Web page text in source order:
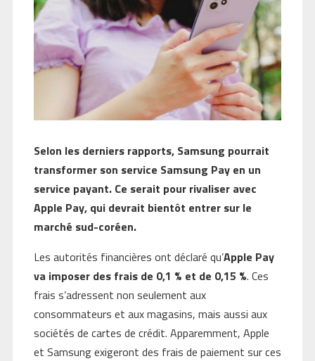
Selon les derniers rapports, Samsung pourrait
transformer son service Samsung Pay en un
service payant. Ce serait pour rivaliser avec
Apple Pay, qui devrait bientôt entrer sur le
marché sud-coréen.
Les autorités financières ont déclaré qu’Apple Pay
va imposer des frais de 0,1 % et de 0,15 %. Ces
frais s’adressent non seulement aux
consommateurs et aux magasins, mais aussi aux
sociétés de cartes de crédit. Apparemment, Apple
et Samsung exigeront des frais de paiement sur ces